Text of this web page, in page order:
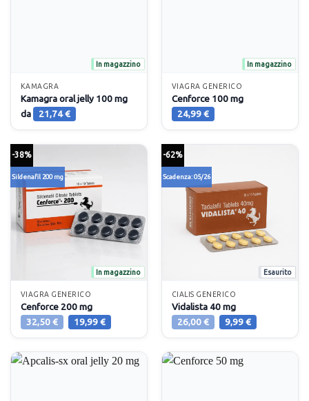
In magazzino
KAMAGRA
Kamagra oral jelly 100 mg
da
21,74€
In magazzino
VIAGRA GENERICO
Cenforce 100 mg
24,99€
-38%
Sildenafil 200 mg
In magazzino
VIAGRA GENERICO
Cenforce 200 mg
32,50€
Il
prezzo
originale
19,99€ Il
prezzo
attuale
-62%
Scadenza: 05/26
Esaurito
CIALIS GENERICO
Vidalista 40 mg
26,00€
Il
prezzo
originale
9,99€ Il
prezzo
attuale